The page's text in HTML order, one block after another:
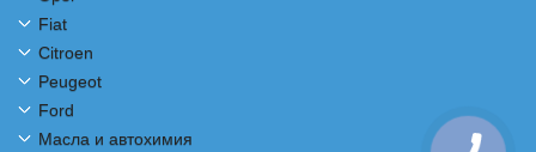
Fiat
Citroen
Peugeot
Ford
Масла и автохимия